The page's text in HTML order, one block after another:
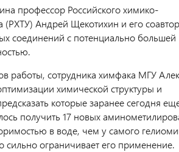
профессор Российского химико-
(РХТУ) Андрей Щекотихин и его
соединений с потенциально большей
работы, сотрудника химфака МГУ
химической структуры и
которые заранее сегодня
получить 17 новых
в воде, чем у самого
сильно ограничивает его применение.